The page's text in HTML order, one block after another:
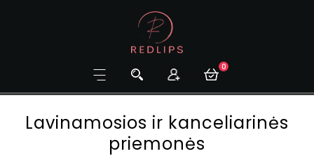
0
Lavinamosios ir kanceliarinės
priemonės